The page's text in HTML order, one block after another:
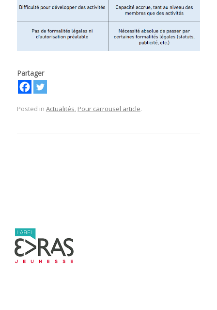
Partager
Posted in Actualités, Pour carrousel article.